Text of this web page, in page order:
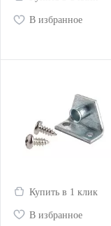
В избранное
Купить в 1 клик
В избранное